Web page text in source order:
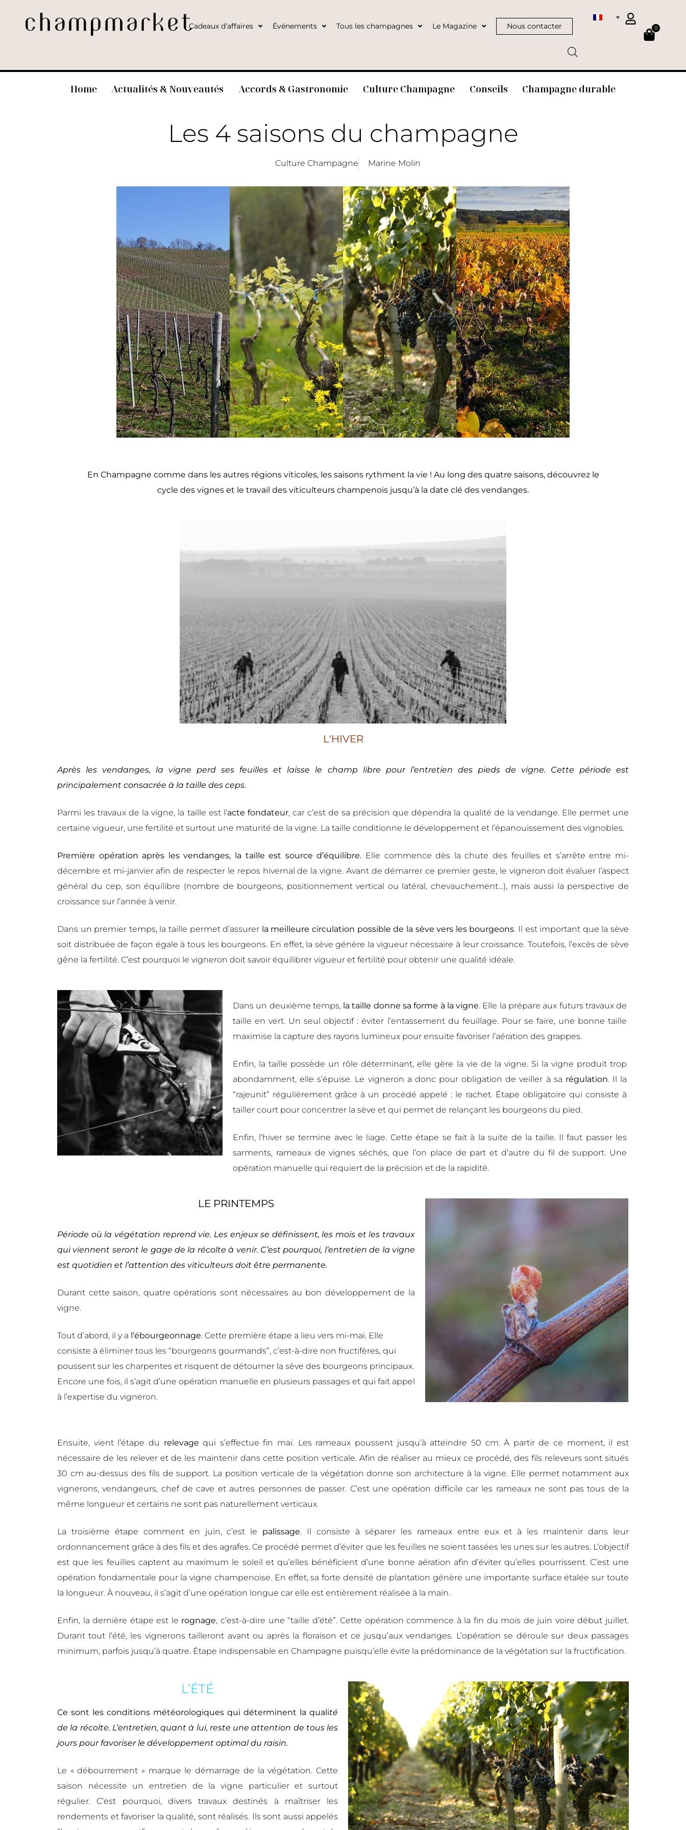
Cadeaux d’affaires Événements Tous les champagnes Le Magazine Nous contacter 0
Home Actualités & Nouveautés Accords & Gastronomie Culture Champagne Conseils Champagne durable
Les 4 saisons du champagne
Culture Champagne Marine Molin
En Champagne comme dans les autres régions viticoles, les saisons rythment la vie ! Au long des quatre saisons, découvrez le
cycle des vignes et le travail des viticulteurs champenois jusqu’à la date clé des vendanges.
L'HIVER
Après les vendanges, la vigne perd ses feuilles et laisse le champ libre pour l’entretien des pieds de vigne. Cette période est
principalement consacrée à la taille des ceps.
Parmi les travaux de la vigne, la taille est l’acte fondateur, car c’est de sa précision que dépendra la qualité de la vendange. Elle permet une
certaine vigueur, une fertilité et surtout une maturité de la vigne. La taille conditionne le développement et l’épanouissement des vignobles.
Première opération après les vendanges, l a taille est source d’équilibre. Elle commence dès la chute des feuilles et s’arrête entre mi-
décembre et mi-janvier afin de respecter le repos hivernal de la vigne. Avant de démarrer ce premier geste, le vigneron doit évaluer l’aspect
général du cep, son équilibre (nombre de bourgeons, positionnement vertical ou latéral, chevauchement…), mais aussi la perspective de
croissance sur l’année à venir.
Dans un premier temps, la taille permet d’assurer la meilleure circulation possible de la sève vers les bourgeons. Il est important que la sève
soit distribuée de façon égale à tous les bourgeons. En effet, la sève génère la vigueur nécessaire à leur croissance. Toutefois, l’excès de sève
gêne la fertilité. C’est pourquoi le vigneron doit savoir équilibrer vigueur et fertilité pour obtenir une qualité idéale.
Dans un deuxième temps, la taille donne sa forme à la vigne. Elle la prépare aux futurs travaux de
taille en vert. Un seul objectif : éviter l’entassement du feuillage. Pour se faire, une bonne taille
maximise la capture des rayons lumineux pour ensuite favoriser l’aération des grappes.
Enfin, la taille possède un rôle déterminant, elle gère la vie de la vigne. Si la vigne produit trop
abondamment, elle s’épuise. Le vigneron a donc pour obligation de veiller à sa régulation. Il la
“rajeunit” régulièrement grâce à un procédé appelé : le rachet. Étape obligatoire qui consiste à
tailler court pour concentrer la sève et qui permet de relançant les bourgeons du pied.
Enfin, l’hiver se termine avec le liage. Cette étape se fait à la suite de la taille. Il faut passer les
sarments, rameaux de vignes séchés, que l’on place de part et d’autre du fil de support. Une
opération manuelle qui requiert de la précision et de la rapidité.
LE PRINTEMPS
Période où la végétation reprend vie. Les enjeux se définissent, les mois et les travaux
qui viennent seront le gage de la récolte à venir. C’est pourquoi, l’entretien de la vigne
est quotidien et l’attention des viticulteurs doit être permanente.
Durant cette saison, quatre opérations sont nécessaires au bon développement de la
vigne.
Tout d’abord, il y a l’ébourgeonnage. Cette première étape a lieu vers mi-mai. Elle
consiste à éliminer tous les “bourgeons gourmands”, c’est-à-dire non fructifères, qui
poussent sur les charpentes et risquent de détourner la sève des bourgeons principaux.
Encore une fois, il s’agit d’une opération manuelle en plusieurs passages et qui fait appel
à l’expertise du vigneron.
Ensuite, vient l’étape du relevage qui s’effectue fin mai. Les rameaux poussent jusqu’à atteindre 50 cm. À partir de ce moment, il est
nécessaire de les relever et de les maintenir dans cette position verticale. Afin de réaliser au mieux ce procédé, des fils releveurs sont situés
30 cm au-dessus des fils de support. La position verticale de la végétation donne son architecture à la vigne. Elle permet notamment aux
vignerons, vendangeurs, chef de cave et autres personnes de passer. C’est une opération difficile car les rameaux ne sont pas tous de la
même longueur et certains ne sont pas naturellement verticaux.
La troisième étape comment en juin, c’est le palissage. Il consiste à séparer les rameaux entre eux et à les maintenir dans leur
ordonnancement grâce à des fils et des agrafes. Ce procédé permet d’éviter que les feuilles ne soient tassées les unes sur les autres. L’objectif
est que les feuilles captent au maximum le soleil et qu’elles bénéficient d’une bonne aération afin d’éviter qu’elles pourrissent. C’est une
opération fondamentale pour la vigne champenoise. En effet, sa forte densité de plantation génère une importante surface étalée sur toute
la longueur. À nouveau, il s’agit d’une opération longue car elle est entièrement réalisée à la main.
Enfin, la dernière étape est le rognage, c’est-à-dire une “taille d’été”. Cette opération commence à la fin du mois de juin voire début juillet.
Durant tout l’été, les vignerons tailleront avant ou après la floraison et ce jusqu’aux vendanges. L’opération se déroule sur deux passages
minimum, parfois jusqu’à quatre. Étape indispensable en Champagne puisqu’elle évite la prédominance de la végétation sur la fructification.
L’ÉTÉ
Ce sont les conditions météorologiques qui déterminent la qualité
de la récolte. L’entretien, quant à lui, reste une attention de tous les
jours pour favoriser le développement optimal du raisin.
Le « débourrement » marque le démarrage de la végétation. Cette
saison nécessite un entretien de la vigne particulier et surtout
régulier. C’est pourquoi, divers travaux destinés à maîtriser les
rendements et favoriser la qualité, sont réalisés. Ils sont aussi appelés